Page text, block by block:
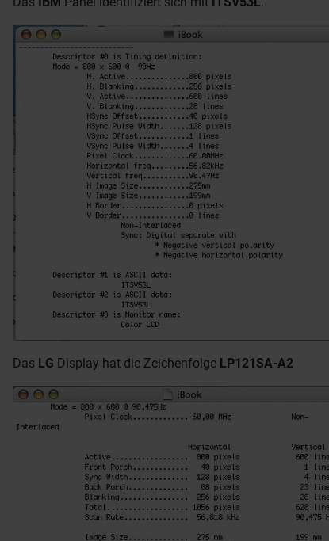
Das LG Display hat die Zeichenfolge LP121SA-A2